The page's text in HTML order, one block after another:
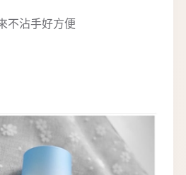
不沾手好方便